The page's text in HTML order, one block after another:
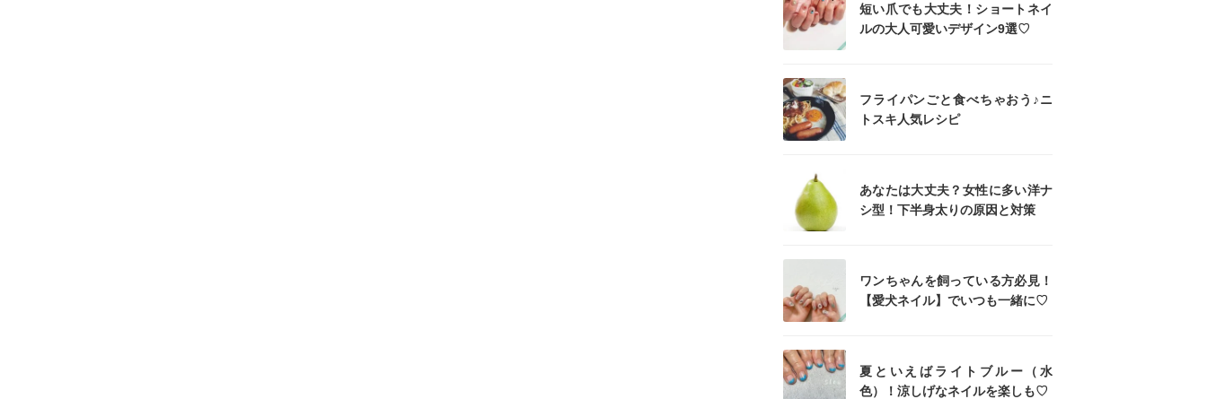
短い爪でも大丈夫！ショートネイ
ルの大人可愛いデザイン9選♡
フライパンごと食べちゃおう♪ニ
トスキ人気レシピ
あなたは大丈夫？女性に多い洋ナ
シ型！下半身太りの原因と対策
ワンちゃんを飼っている方必見！
【愛犬ネイル】でいつも一緒に♡
夏といえばライトブルー（水
色）！涼しげなネイルを楽しも♡